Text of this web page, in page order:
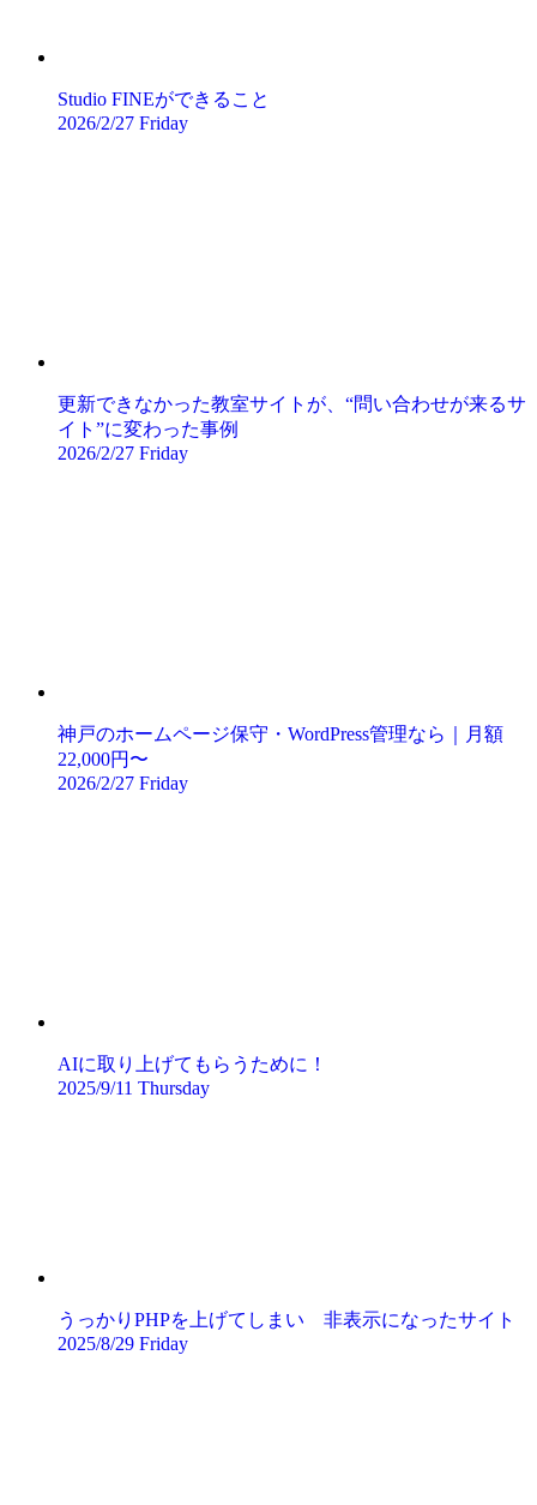
Studio FINEができること
2026/2/27 Friday
更新できなかった教室サイトが、“問い合わせが来るサ
イト”に変わった事例
2026/2/27 Friday
神戸のホームページ保守・WordPress管理なら｜月額
22,000円〜
2026/2/27 Friday
AIに取り上げてもらうために！
2025/9/11 Thursday
うっかりPHPを上げてしまい 非表示になったサイト
2025/8/29 Friday